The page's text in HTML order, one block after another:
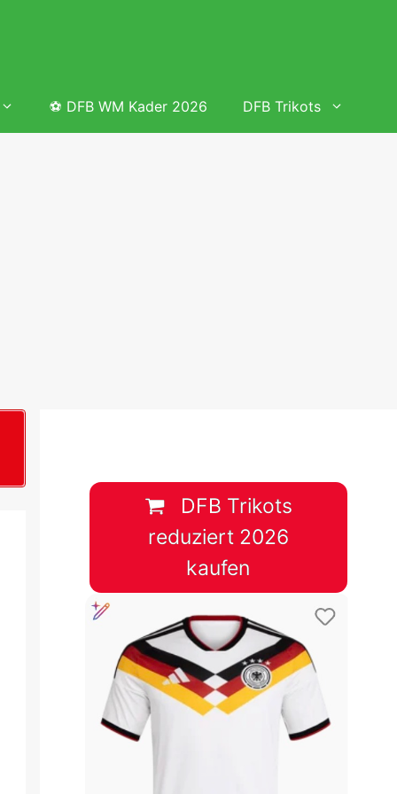
&
&
Tabelle
⚽ DFB WM Kader 2026 DFB Trikots
DFB Trikots
reduziert 2026
kaufen